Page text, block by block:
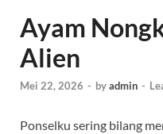
Ayam
Alien
Mei 22, 2026 - byadmin -
Ponselku sering bilang